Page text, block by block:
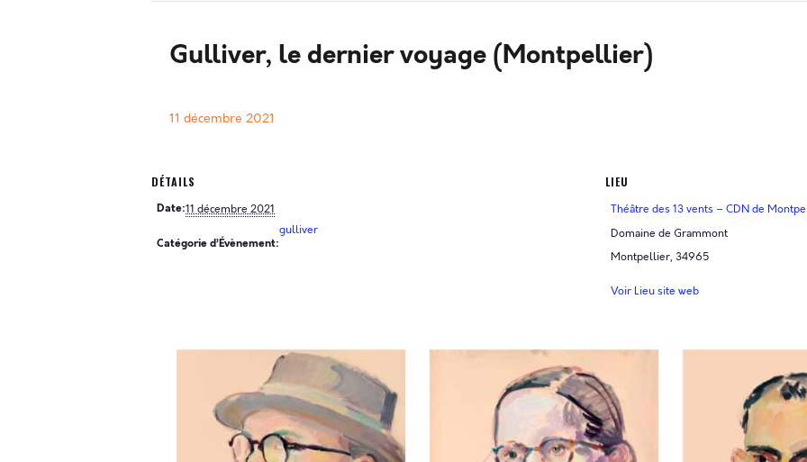
Gulliver, le dernier voyage (Montpellier)
11 décembre 2021
DÉTAILS
Date:11 décembre 2021
Catégorie d’Évènement:
gulliver
LIEU
Théâtre des 13 vents – CDN de
Domaine de Grammont
Montpellier, 34965
Voir Lieu site web